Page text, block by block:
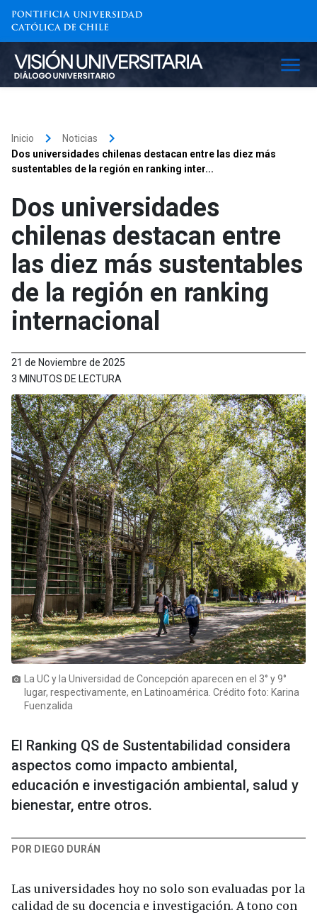
Inicio keyboard_arrow_right Noticias keyboard_arrow_right
Dos universidades chilenas destacan entre las diez más
sustentables de la región en ranking inter...
Dos universidades
chilenas destacan entre
las diez más sustentables
de la región en ranking
internacional
21 de Noviembre de 2025
3 MINUTOS DE LECTURA
photo_camera La UC y la Universidad de Concepción aparecen en el 3° y 9°
lugar, respectivamente, en Latinoamérica. Crédito foto: Karina
Fuenzalida
El Ranking QS de Sustentabilidad considera
aspectos como impacto ambiental,
educación e investigación ambiental, salud y
bienestar, entre otros.
POR DIEGO DURÁN
Las universidades hoy no solo son evaluadas por la
calidad de su docencia e investigación. A tono con